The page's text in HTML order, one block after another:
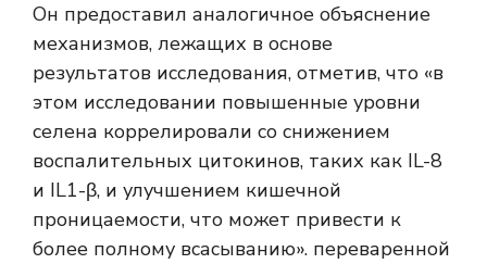
Он предоставил аналогичное объяснение
механизмов, лежащих в основе
результатов исследования, отметив, что «в
этом исследовании повышенные уровни
селена коррелировали со снижением
воспалительных цитокинов, таких как IL-8
и IL1-β, и улучшением кишечной
проницаемости, что может привести к
более полному всасыванию». переваренной